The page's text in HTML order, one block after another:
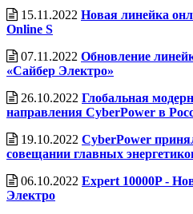
15.11.2022 Новая линейка
Online S
07.11.2022 Обновление
«Сайбер Электро»
26.10.2022 Глобальная
направления CyberPower в
19.10.2022 CyberPower
совещании главных
06.10.2022 Expert 10000P -
Электро